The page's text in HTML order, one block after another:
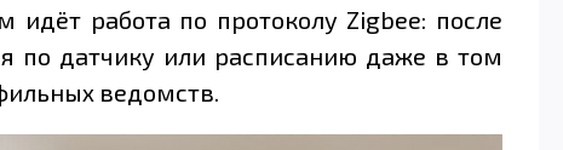
работа по протоколу Zigbee: после
по датчику или расписанию даже в том
ведомств.